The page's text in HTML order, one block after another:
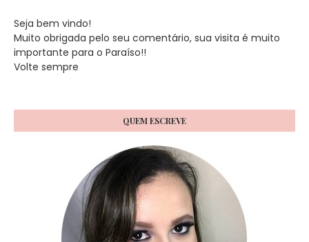
Seja bem vindo!
Muito obrigada pelo seu comentário, sua visita é muito
importante para o Paraíso!!
Volte sempre
QUEM ESCREVE